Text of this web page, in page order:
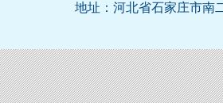
地址：河北省石家庄市南